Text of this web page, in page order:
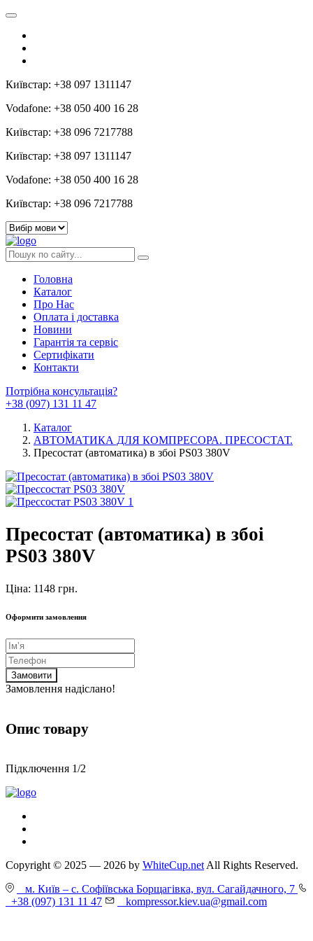
Київстар: +38 097 1311147
Vodafone: +38 050 400 16 28
Київстар: +38 096 7217788
Київстар: +38 097 1311147
Vodafone: +38 050 400 16 28
Київстар: +38 096 7217788
Головна
Каталог
Про Нас
Оплата і доставка
Новини
Гарантія та сервіс
Сертифікати
Контакти
Потрібна консультація?
+38 (097) 131 11 47
Каталог
АВТОМАТИКА ДЛЯ КОМПРЕСОРА. ПРЕСОСТАТ.
Пресостат (автоматика) в збоі PS03 380V
Пресостат (автоматика) в збоі
PS03 380V
Ціна: 1148 грн.
Оформити замовлення
Замовити
Замовлення надіслано!
Опис товару
Підключення 1/2
Copyright © 2025 — 2026 by WhiteCup.netAll Rights Reserved.
м. Київ – с. Софіївська Борщагівка, вул. Сагайдачного, 7
+38 (097) 131 11 47
kompressor.kiev.ua@gmail.com